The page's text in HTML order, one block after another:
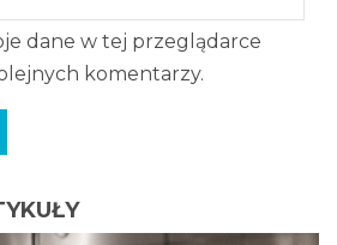
dane w tej przeglądarce
komentarzy.